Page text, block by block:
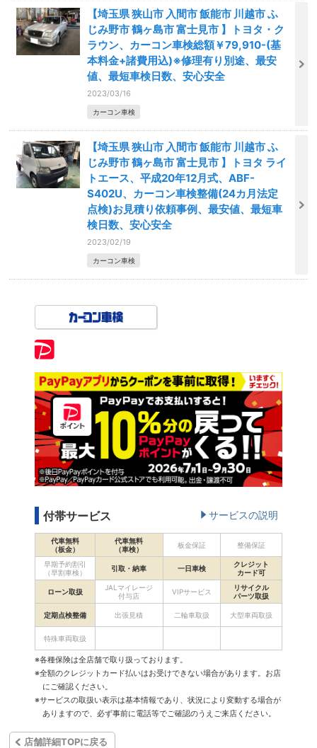
【埼玉県 狭山市 入間市 飯能市 川越市 ふ
じみ野市 鶴ヶ島市 富士見市 】トヨタ・ク
ラウン、カーコン車検総額￥79,910-(基
本料金+諸費用込)※修理有り別途、最安
値、最短車検日数、安心安全
2023/03/16
カーコン車検
【埼玉県 狭山市 入間市 飯能市 川越市 ふ
じみ野市 鶴ヶ島市 富士見市 】トヨタ ライ
トエース、平成20年12月式、ABF-
S402U、カーコン車検整備(24カ月法定
点検)お見積り依頼事例、最安値、最短車
検日数、安心安全
2023/02/19
カーコン車検
付帯サービス サービスの説明
代車無料
（板金）
代車無料
（車検）
板金保証 整備保証
早期予約割引
（早割車検）
引取・納車 一日車検
クレジット
カード可
ローン取扱
JALマイレージ
付与店
VIPサービス
リサイクル
パーツ取扱
定期点検整備 出張見積 二輪車取扱 大型車両取扱
特殊車両取扱
※各種保険は全店舗で取り扱っております。
※全額のクレジットカード払いはお受けできない場合があります。お店
にご確認ください。
※サービスの取扱い表示は基本情報であり、状況により変動する場合が
ありますので、必ず事前に電話等でご確認のうえご来店ください。
店舗詳細TOPに戻る